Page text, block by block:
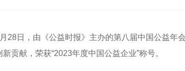
月 28日，由《公益时报》主办的第八届中国公益年
新贡献，荣获“2023年度中国公益企业”称号。